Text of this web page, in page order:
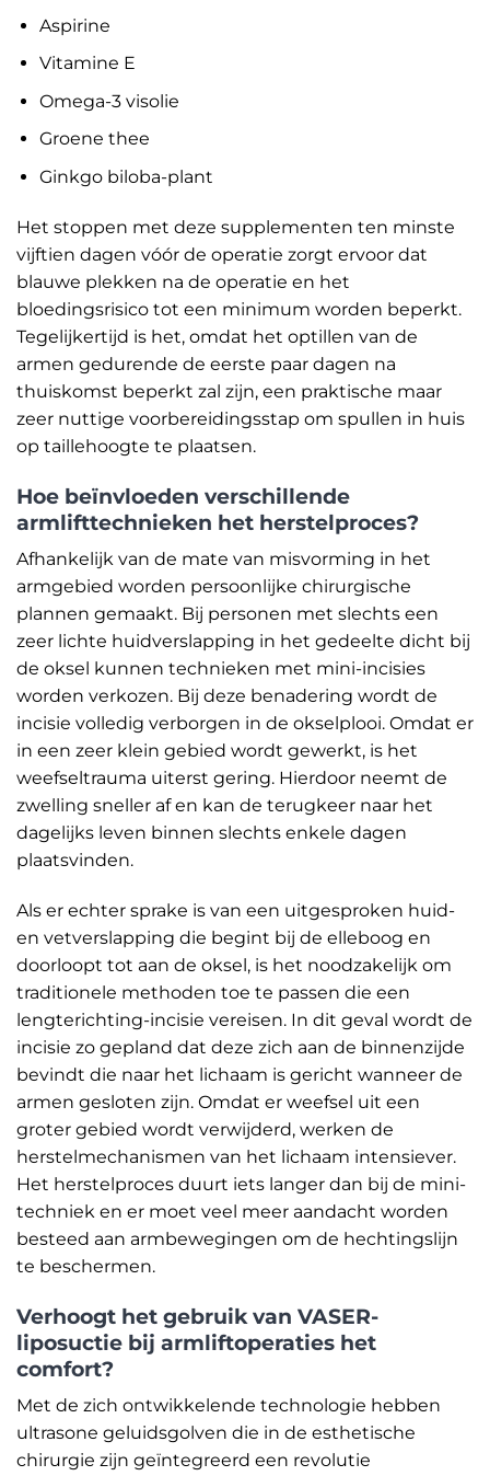
Aspirine
Vitamine E
Omega-3 visolie
Groene thee
Ginkgo biloba-plant
Het stoppen met deze supplementen ten minste
vijftien dagen vóór de operatie zorgt ervoor dat
blauwe plekken na de operatie en het
bloedingsrisico tot een minimum worden beperkt.
Tegelijkertijd is het, omdat het optillen van de
armen gedurende de eerste paar dagen na
thuiskomst beperkt zal zijn, een praktische maar
zeer nuttige voorbereidingsstap om spullen in huis
op taillehoogte te plaatsen.
Hoe beïnvloeden verschillende
armlifttechnieken het herstelproces?
Afhankelijk van de mate van misvorming in het
armgebied worden persoonlijke chirurgische
plannen gemaakt. Bij personen met slechts een
zeer lichte huidverslapping in het gedeelte dicht bij
de oksel kunnen technieken met mini-incisies
worden verkozen. Bij deze benadering wordt de
incisie volledig verborgen in de okselplooi. Omdat er
in een zeer klein gebied wordt gewerkt, is het
weefseltrauma uiterst gering. Hierdoor neemt de
zwelling sneller af en kan de terugkeer naar het
dagelijks leven binnen slechts enkele dagen
plaatsvinden.
Als er echter sprake is van een uitgesproken huid-
en vetverslapping die begint bij de elleboog en
doorloopt tot aan de oksel, is het noodzakelijk om
traditionele methoden toe te passen die een
lengterichting-incisie vereisen. In dit geval wordt de
incisie zo gepland dat deze zich aan de binnenzijde
bevindt die naar het lichaam is gericht wanneer de
armen gesloten zijn. Omdat er weefsel uit een
groter gebied wordt verwijderd, werken de
herstelmechanismen van het lichaam intensiever.
Het herstelproces duurt iets langer dan bij de mini-
techniek en er moet veel meer aandacht worden
besteed aan armbewegingen om de hechtingslijn
te beschermen.
Verhoogt het gebruik van VASER-
liposuctie bij armliftoperaties het
comfort?
Met de zich ontwikkelende technologie hebben
ultrasone geluidsgolven die in de esthetische
chirurgie zijn geïntegreerd een revolutie